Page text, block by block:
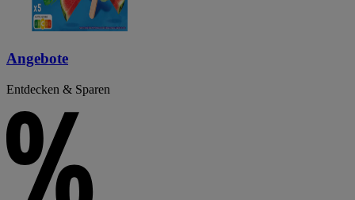
Angebote
Entdecken & Sparen